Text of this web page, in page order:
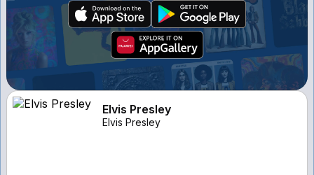
Elvis Presley
Elvis Presley